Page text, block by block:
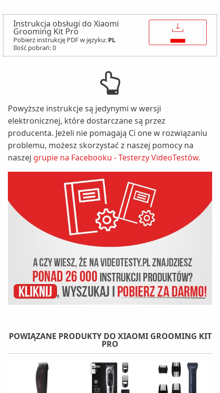
Instrukcja obsługi do Xiaomi
Grooming Kit Pro
Pobierz instrukcję PDF w języku: PL
Ilość pobrań: 0
↓
Powyższe instrukcje są jedynymi w wersji
elektronicznej, które dostarczane są przez
producenta. Jeżeli nie pomagają Ci one w rozwiązaniu
problemu, możesz skorzystać z naszej pomocy na
naszej grupie na Facebooku - Testerzy VideoTestów.
POWIĄZANE PRODUKTY DO XIAOMI GROOMING KIT
PRO